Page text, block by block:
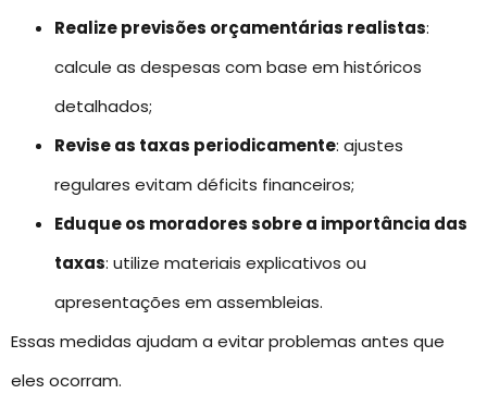
Realize previsões orçamentárias realistas:
calcule as despesas com base em históricos
detalhados;
Revise as taxas periodicamente: ajustes
regulares evitam déficits financeiros;
Eduque os moradores sobre a importância das
taxas: utilize materiais explicativos ou
apresentações em assembleias.
Essas medidas ajudam a evitar problemas antes que
eles ocorram.